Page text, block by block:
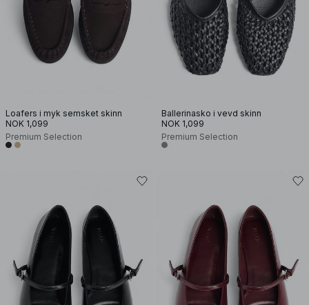
Loafers i myk semsket skinn
NOK 1,099
Premium Selection
Ballerinasko i vevd skinn
NOK 1,099
Premium Selection